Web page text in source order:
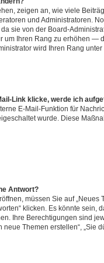
zeigen an, wie viele
und Administratoren.
sie von der Board-
um Ihren Rang zu erhöhen —
wird Ihren Rang
Link klicke, werde ich
E-Mail-Funktion für
wurde. Diese
Antwort?
müssen Sie auf „Neues
klicken. Es könnte sein,
Ihre Berechtigungen sind
neue Themen erstellen“, „Sie